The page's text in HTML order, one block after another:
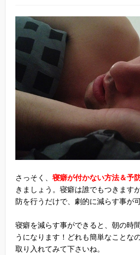
さっそく、 寝癖が付かない方法＆予
きましょう。寝癖は誰でもつきます
防を行うだけで、劇的に減らす事が
寝癖を減らす事ができると、朝の時
うになります！どれも簡単なことな
取り入れてみて下さいね。